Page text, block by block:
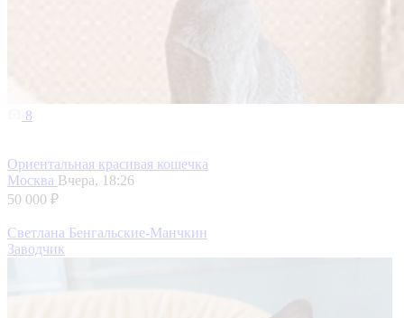
8
Ориентальная красивая кошечка
Москва Вчера, 18:26
50 000 ₽
Светлана Бенгальские-Манчкин
Заводчик